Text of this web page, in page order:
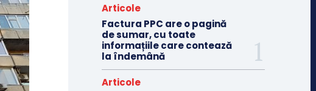
Articole
Factura PPC are o pagină
de sumar, cu toate
informațiile care contează
la îndemână
Articole